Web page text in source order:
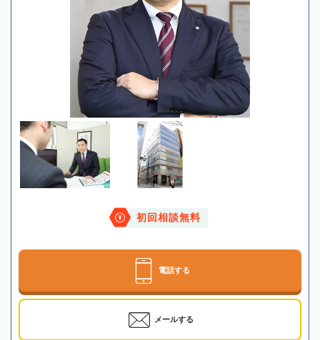
初回相談無料
電話する
メールする